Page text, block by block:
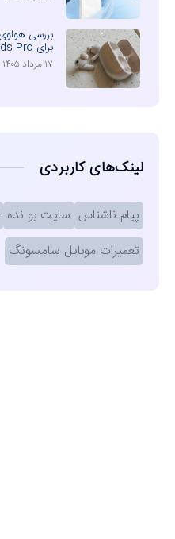
برای AirPods Pro و سونی
۱۷ مرداد ۱۴۰۵
لینک‌های کاربردی
پیام ناشناس سایت بو نده
تعمیرات موبایل سامسونگ